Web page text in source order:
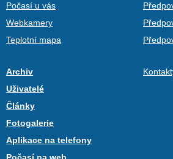
Počasí u vás
Webkamery
Teplotní mapa
Archiv
Uživatelé
Články
Fotogalerie
Aplikace na telefony